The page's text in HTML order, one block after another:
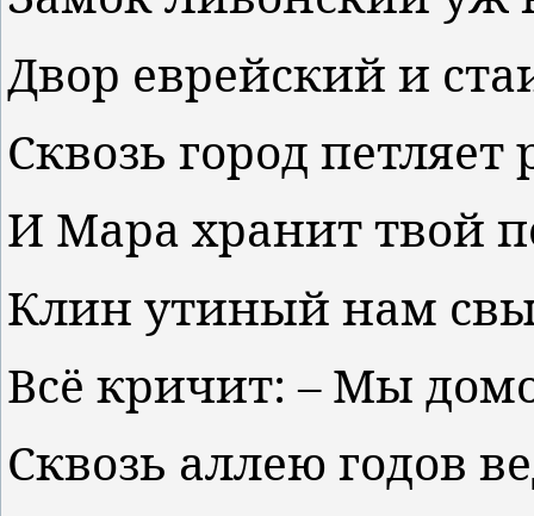
Двор еврейский и
Сквозь город петляет
И Мара хранит твой
Клин утиный нам
Всё кричит: – Мы
Сквозь аллею годов